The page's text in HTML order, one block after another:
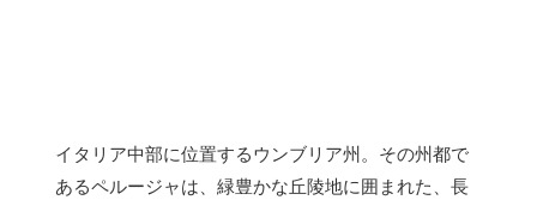
イタリア中部に位置するウンブリア州。その州都で
あるペルージャは、緑豊かな丘陵地に囲まれた、長